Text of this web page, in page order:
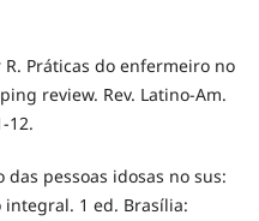
R. Práticas do enfermeiro no
review. Rev. Latino-Am.
12.
pessoas idosas no sus:
1 ed. Brasília: